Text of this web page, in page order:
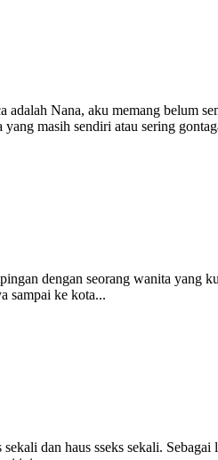
Nana, aku memang belum
masih sendiri atau sering
dengan seorang wanita yang
sampai ke kota...
dan haus sseks sekali.